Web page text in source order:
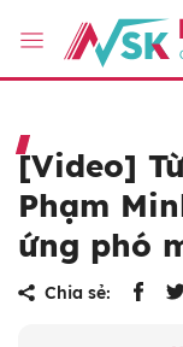
[Video]
Phạm
ứng phó
Chia sẻ: